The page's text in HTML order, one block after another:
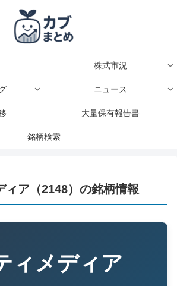
株式市況
ニュース
大量保有報告書
銘柄検索
ィア（2148）の銘柄情報
ィメディア